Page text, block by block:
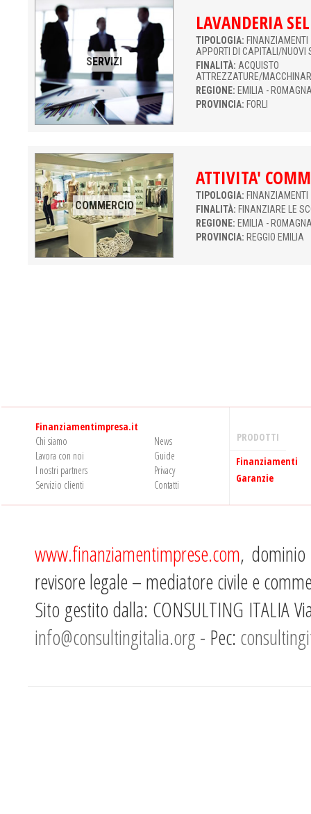
SERVIZI
LAVANDERIA
TIPOLOGIA:
APPORTI DI CAPITALI/NUOVI
FINALITÀ: ACQUISTO
ATTREZZATURE/
REGIONE: EMILIA -
PROVINCIA: FORLI
COMMERCIO
ATTIVITA'
TIPOLOGIA:
FINALITÀ: FINANZIARE LE
REGIONE: EMILIA -
PROVINCIA: REGGIO EMILIA
Finanziamentimpresa.it
Chi siamo
News
Lavora con noi
Guide
I nostri partners
Privacy
Servizio clienti
Contatti
PRODOTTI
Finanziamenti
Garanzie
www.finanziamentimprese.com, dominio
revisore legale – mediatore civile e
Sito gestito dalla: CONSULTING ITALIA
info@consultingitalia.org - Pec: